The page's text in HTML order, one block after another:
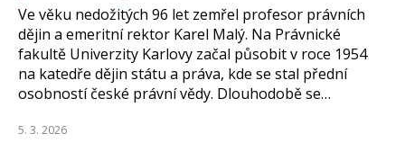
Ve věku nedožitých 96 let zemřel profesor právních
dějin a emeritní rektor Karel Malý. Na Právnické
fakultě Univerzity Karlovy začal působit v roce 1954
na katedře dějin státu a práva, kde se stal přední
osobností české právní vědy. Dlouhodobě se…
5. 3. 2026